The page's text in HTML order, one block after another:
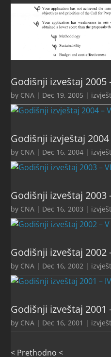
Godišnji izveštaj 2005
by CNA | Dec 19, 2005 |
Godišnji izvještaj 2004
by CNA | Dec 16, 2004 |
Godišnji izveštaj 2003
by CNA | Dec 16, 2003 |
Godišnji izveštaj 2002
by CNA | Dec 16, 2002 |
Godišnji izveštaj 2001
by CNA | Dec 16, 2001 |
< Prethodno <